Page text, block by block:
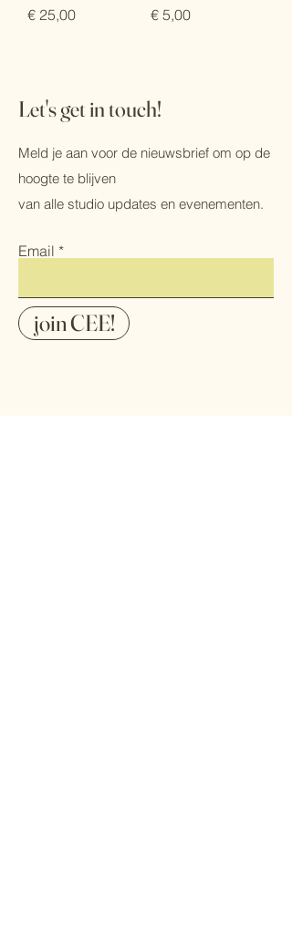
Price
€ 25,00
Price
€ 5,00
Let's get in touch!
Meld je aan voor de nieuwsbrief om op de
hoogte te blijven
van alle studio updates en evenementen.
Email
join CEE!